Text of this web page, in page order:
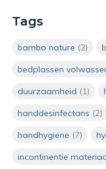
Tags
bambo nature (2)
bedplassen
duurzaamheid (1)
handdesinfectans (2)
handhygiene (7)
incontinentie